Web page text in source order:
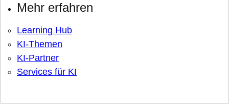
Mehr erfahren
Learning Hub
KI-Themen
KI-Partner
Services für KI